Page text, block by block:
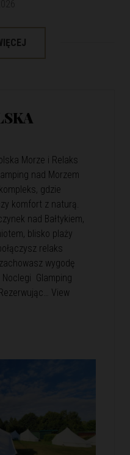
Morze i Relaks
nad Morzem
gdzie
komfort z naturą.
nad Bałtykiem,
blisko plaży
relaks
wygodę
Glamping
View